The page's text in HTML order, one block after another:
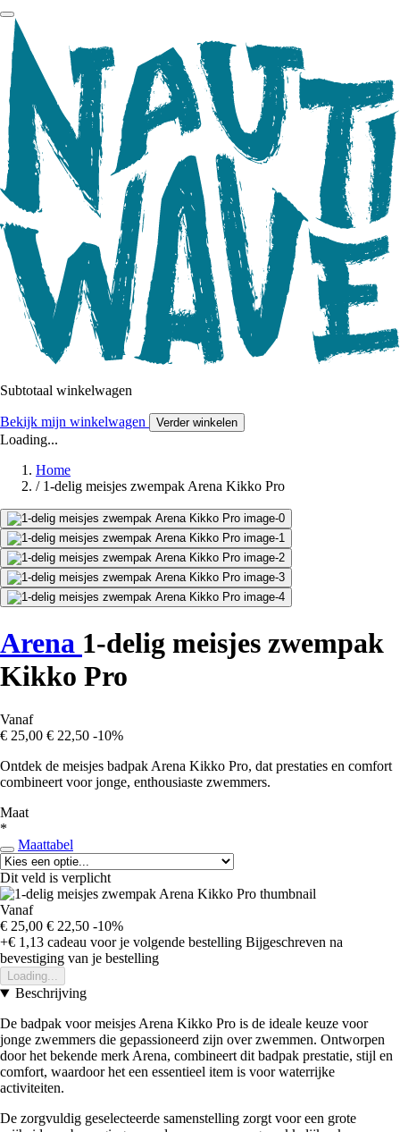
Subtotaal winkelwagen
Bekijk mijn winkelwagen Verder winkelen
Loading...
Home
/ 1-delig meisjes zwempak Arena Kikko Pro
Arena 1-delig meisjes zwempak
Kikko Pro
Vanaf
€ 25,00 € 22,50 -10%
Ontdek de meisjes badpak Arena Kikko Pro, dat prestaties en comfort
combineert voor jonge, enthousiaste zwemmers.
Maat
*
Maattabel
Dit veld is verplicht
Vanaf
€ 25,00 € 22,50 -10%
+€ 1,13 cadeau voor je volgende bestelling Bijgeschreven na
bevestiging van je bestelling
Loading...
Beschrijving
De badpak voor meisjes Arena Kikko Pro is de ideale keuze voor
jonge zwemmers die gepassioneerd zijn over zwemmen. Ontworpen
door het bekende merk Arena, combineert dit badpak prestatie, stijl en
comfort, waardoor het een essentieel item is voor waterrijke
activiteiten.
De zorgvuldig geselecteerde samenstelling zorgt voor een grote